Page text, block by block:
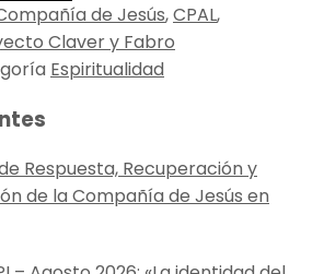
de Jesús,CPAL,
Claver y Fabro
Espiritualidad
Respuesta, Recuperación y
de la Compañía de Jesús en